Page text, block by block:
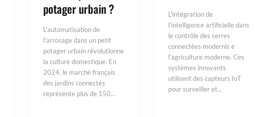
potager urbain ?
L'automatisation de
l'arrosage dans un petit
potager urbain révolutionne
la culture domestique. En
2024, le marché français
des jardins connectés
représente plus de 150...
L'intégration de
l'intelligence artificielle dans
le contrôle des serres
connectées modernis e
l'agriculture moderne. Ces
systèmes innovants
utilisent des capteurs IoT
pour surveiller et...